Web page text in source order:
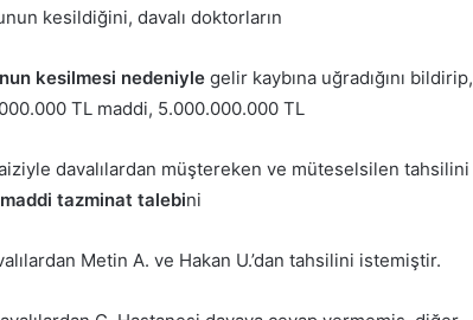
kesildiğini, davalı doktorların
kesilmesi nedeniyle gelir kaybına uğradığını bildirip,
TL maddi, 5.000.000.000 TL
davalılardan müştereken ve müteselsilen tahsilini
maddi tazminat talebini
Metin A. ve Hakan U.’dan tahsilini istemiştir.